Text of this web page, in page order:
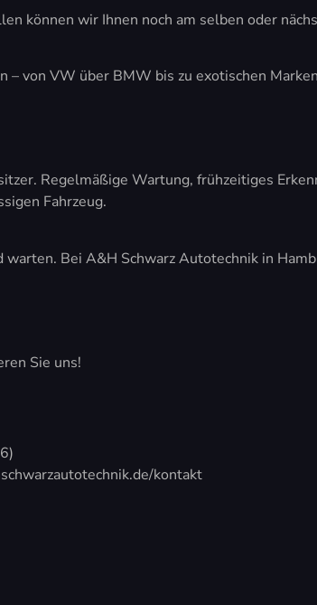
können wir Ihnen noch am selben oder
– von VW über BMW bis zu exotischen
Regelmäßige Wartung, frühzeitiges
Fahrzeug.
Bei A&H Schwarz Autotechnik in
Sie uns!
kontakt